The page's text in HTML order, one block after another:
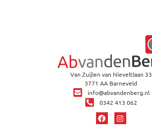
Van Zuijlen van Nieveltlaan 33
3771 AA Barneveld
info@abvandenberg.nl
0342 413 062